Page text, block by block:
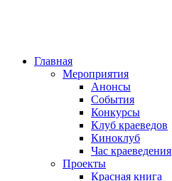
Главная
Мероприятия
Анонсы
События
Конкурсы
Клуб краеведов
Киноклуб
Час краеведения
Проекты
Красная книга